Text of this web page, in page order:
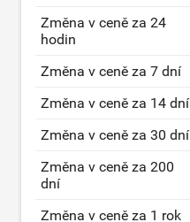
Změna v ceně za 24
hodin
Změna v ceně za 7 dní
Změna v ceně za 14 dní
Změna v ceně za 30 dní
Změna v ceně za 200
dní
Změna v ceně za 1 rok